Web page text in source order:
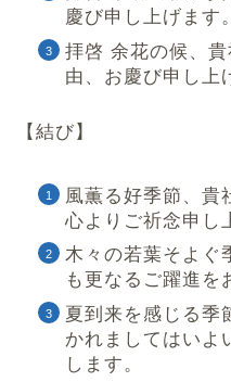
慶び申し上げます。
拝啓 余花の候、
由、お慶び申し上
【結び】
風薫る好季節、貴
心よりご祈念申し
木々の若葉そよぐ
も更なるご躍進を
夏到来を感じる季
かれましてはいよ
します。